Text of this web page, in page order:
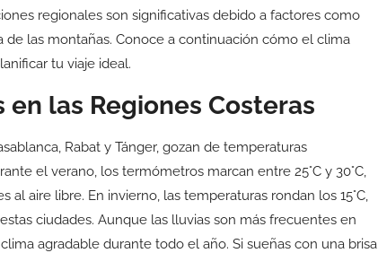
regionales son significativas debido a factores como
las montañas. Conoce a continuación cómo el clima
tu viaje ideal.
en las Regiones Costeras
Rabat y Tánger, gozan de temperaturas
el verano, los termómetros marcan entre 25°C y 30°C,
al aire libre. En invierno, las temperaturas rondan los 15°C,
ciudades. Aunque las lluvias son más frecuentes en
agradable durante todo el año. Si sueñas con una brisa